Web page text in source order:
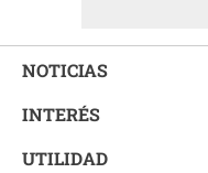
NOTICIAS
INTERÉS
UTILIDAD